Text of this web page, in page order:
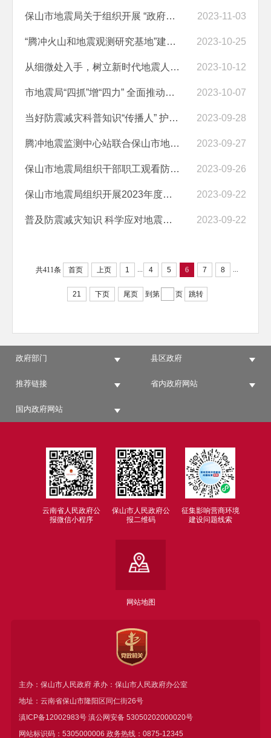
保山市地震局关于组织开展 “政府开放日”暨“11·6防震减灾宣传日 ”活... 2023-11-03
“腾冲火山和地震观测研究基地”建成投入使用 2023-10-25
从细微处入手，树立新时代地震人良好形象 2023-10-12
市地震局“四抓”增“四力” 全面推动防震减灾工作提质增效 2023-10-07
当好防震减灾科普知识“传播人” 护航保山高质量发展 2023-09-28
腾冲地震监测中心站联合保山市地震局 顺利完成年度水氡观测仪器检查标定... 2023-09-27
保山市地震局组织干部职工观看防震减灾教育影片《我要去远方》 2023-09-26
保山市地震局组织开展2023年度预算绩效管理专题业务培训 2023-09-22
普及防震减灾知识 科学应对地震灾害 2023-09-22
共411条 首页 上页 1 ... 4 5 6 7 8 ...
21 下页 尾页 到第 页 跳转
政府部门 县区政府
推荐链接 省内政府网站
国内政府网站
云南省人民政府公
报微信小程序
保山市人民政府公
报二维码
征集影响营商环境
建设问题线索
网站地图
主办：保山市人民政府 承办：保山市人民政府办公室
地址：云南省保山市隆阳区同仁街26号
滇ICP备12002983号滇公网安备 53050202000020号
网站标识码：5305000006 政务热线：0875-12345